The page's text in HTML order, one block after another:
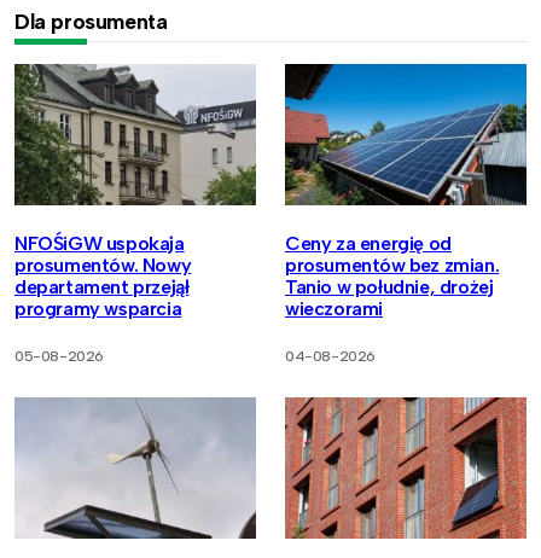
Dla prosumenta
NFOŚiGW uspokaja
prosumentów. Nowy
departament przejął
programy wsparcia
05-08-2026
Ceny za energię od
prosumentów bez zmian.
Tanio w południe, drożej
wieczorami
04-08-2026